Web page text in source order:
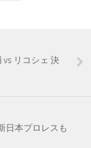
リコシェ 決
日本プロレスも